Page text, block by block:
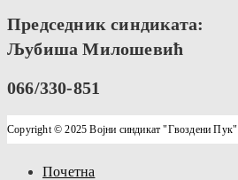
Председник синдиката:
Љубиша Милошевић
066/330-851
Copyright © 2025 Војни синдикат "Гвоздени Пук"
Почетна